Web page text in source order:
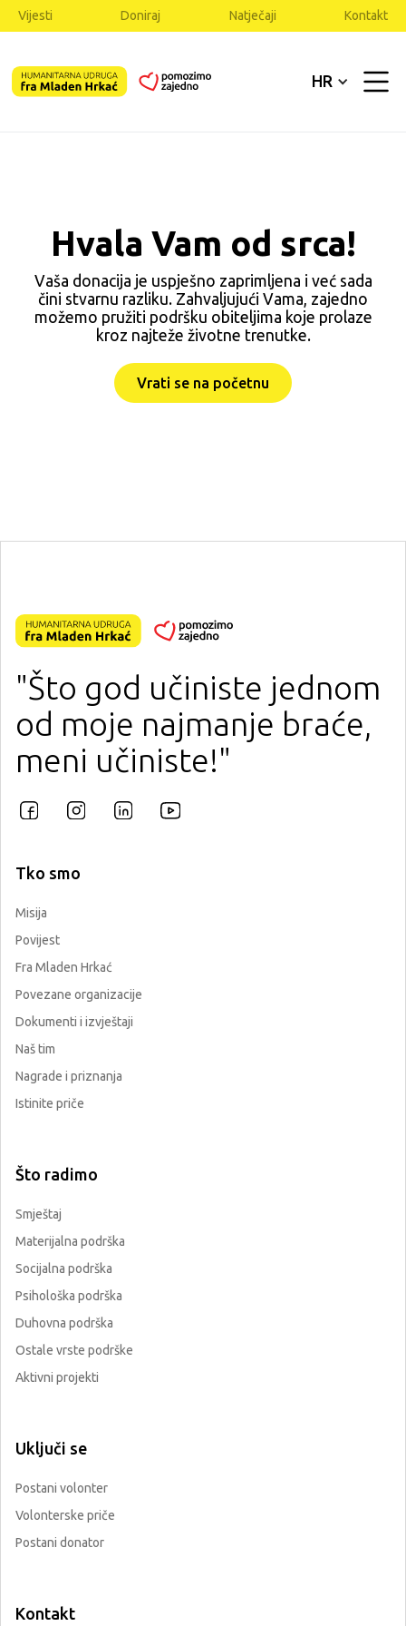
Vijesti Doniraj Natječaji Kontakt
HR
Hvala Vam od srca!
Vaša donacija je uspješno zaprimljena i već sada
čini stvarnu razliku. Zahvaljujući Vama, zajedno
možemo pružiti podršku obiteljima koje prolaze
kroz najteže životne trenutke.
Vrati se na početnu
"Što god učiniste jednom
od moje najmanje braće,
meni učiniste!"
Tko smo
Misija
Povijest
Fra Mladen Hrkać
Povezane organizacije
Dokumenti i izvještaji
Naš tim
Nagrade i priznanja
Istinite priče
Što radimo
Smještaj
Materijalna podrška
Socijalna podrška
Psihološka podrška
Duhovna podrška
Ostale vrste podrške
Aktivni projekti
Uključi se
Postani volonter
Volonterske priče
Postani donator
Kontakt